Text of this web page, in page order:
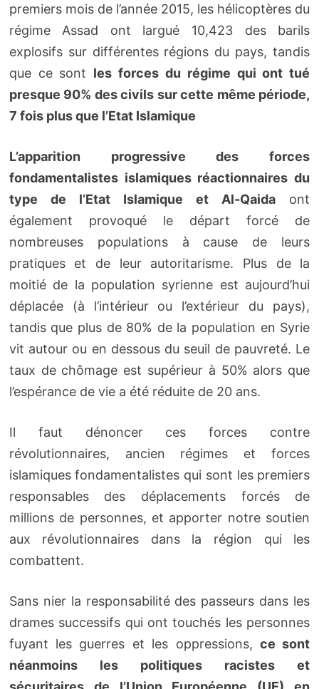
premiers mois de l’année 2015, les hélicoptères du
régime Assad ont largué 10,423 des barils
explosifs sur différentes régions du pays, tandis
que ce sont les forces du régime qui ont tué
presque 90% des civils sur cette même période,
7 fois plus que l’Etat Islamique
L’apparition progressive des forces
fondamentalistes islamiques réactionnaires du
type de l’Etat Islamique et Al-Qaida ont
également provoqué le départ forcé de
nombreuses populations à cause de leurs
pratiques et de leur autoritarisme. Plus de la
moitié de la population syrienne est aujourd’hui
déplacée (à l’intérieur ou l’extérieur du pays),
tandis que plus de 80% de la population en Syrie
vit autour ou en dessous du seuil de pauvreté. Le
taux de chômage est supérieur à 50% alors que
l’espérance de vie a été réduite de 20 ans.
Il faut dénoncer ces forces contre
révolutionnaires, ancien régimes et forces
islamiques fondamentalistes qui sont les premiers
responsables des déplacements forcés de
millions de personnes, et apporter notre soutien
aux révolutionnaires dans la région qui les
combattent.
Sans nier la responsabilité des passeurs dans les
drames successifs qui ont touchés les personnes
fuyant les guerres et les oppressions, ce sont
néanmoins les politiques racistes et